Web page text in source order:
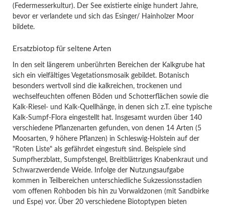
(Federmesserkultur). Der See existierte einige hundert Jahre,
bevor er verlandete und sich das Esinger/ Hainholzer Moor
bildete.
Ersatzbiotop für seltene Arten
In den seit längerem unberührten Bereichen der Kalkgrube hat
sich ein vielfältiges Vegetationsmosaik gebildet. Botanisch
besonders wertvoll sind die kalkreichen, trockenen und
wechselfeuchten offenen Böden und Schotterflächen sowie die
Kalk-Riesel- und Kalk-Quellhänge, in denen sich z.T. eine typische
Kalk-Sumpf-Flora eingestellt hat. Insgesamt wurden über 140
verschiedene Pflanzenarten gefunden, von denen 14 Arten (5
Moosarten, 9 höhere Pflanzen) in Schleswig-Holstein auf der
"Roten Liste" als gefährdet eingestuft sind. Beispiele sind
Sumpfherzblatt, Sumpfstengel, Breitblättriges Knabenkraut und
Schwarzwerdende Weide. Infolge der Nutzungsaufgabe
kommen in Teilbereichen unterschiedliche Sukzessionsstadien
vom offenen Rohboden bis hin zu Vorwaldzonen (mit Sandbirke
und Espe) vor. Über 20 verschiedene Biotoptypen bieten